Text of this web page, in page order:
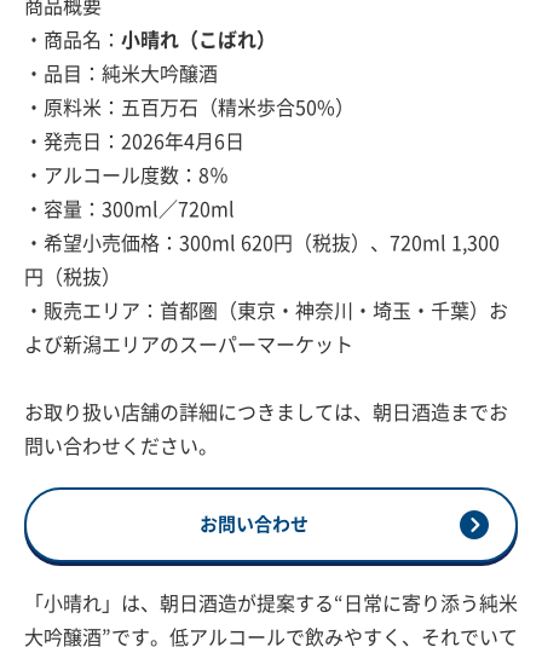
商品概要
・商品名： 小晴れ（こばれ）
・品目：純米大吟醸酒
・原料米：五百万石（精米歩合50%）
・発売日：2026年4月6日
・アルコール度数：8％
・容量：300ml／720ml
・希望小売価格：300ml 620円（税抜）、720ml 1,300
円（税抜）
・販売エリア：首都圏（東京・神奈川・埼玉・千葉）お
よび新潟エリアのスーパーマーケット
お取り扱い店舗の詳細につきましては、朝日酒造までお
問い合わせください。
お問い合わせ
「小晴れ」は、朝日酒造が提案する“日常に寄り添う純米
大吟醸酒”です。低アルコールで飲みやすく、それでいて